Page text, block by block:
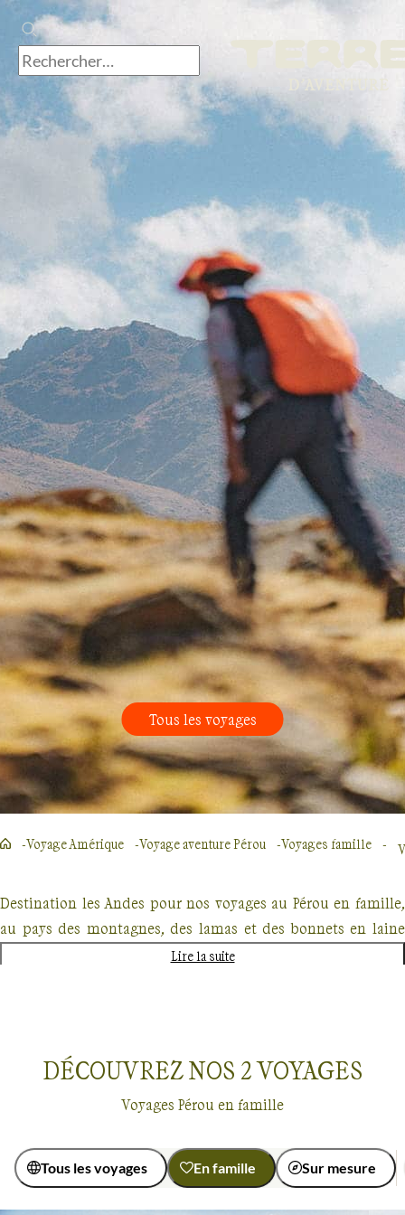
Tous les voyages
Voyage Amérique Voyage aventure Pérou Voyages famille
Destination les Andes pour nos voyages au Pérou en famille,
au pays des montagnes, des lamas et des bonnets en laine
Cusco au mythique site du Machu Picchu dans la vallée
, vous pénétrerez quelques sanctuaires de l'ancienne
avec pour spectateurs quelques alpagas.
De multiples activités, VTT vers Maras , enrafting vers
Lire la suite
DÉCOUVREZ NOS 2VOYAGES
Voyages Pérou en famille
Tous les voyages En famille Sur mesure